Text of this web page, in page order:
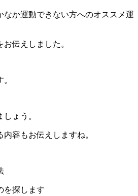
なか運動できない方へのオススメ運
伝えしました。
ょう。
容もお伝えしますね。
を探します